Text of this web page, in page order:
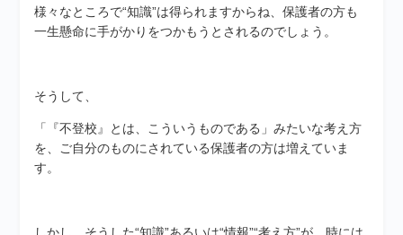
様々なところで“知識”は得られますからね、保護者の方も
一生懸命に手がかりをつかもうとされるのでしょう。
そうして、
「『不登校』とは、こういうものである」みたいな考え方
を、ご自分のものにされている保護者の方は増えていま
す。